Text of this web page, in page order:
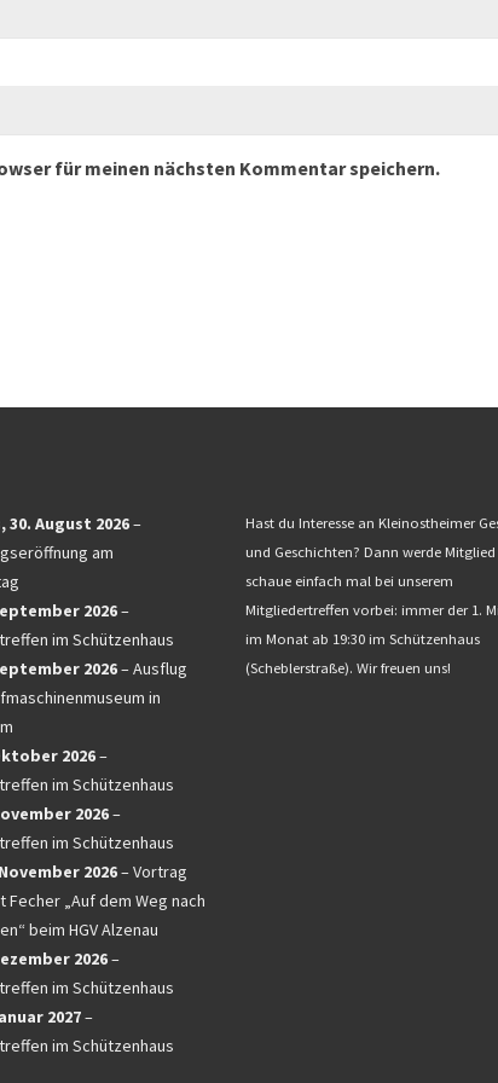
für meinen nächsten Kommentar speichern.
30. August 2026–
am
2026–
im Schützenhaus
2026–Ausflug
in
2026–
im Schützenhaus
2026–
im Schützenhaus
2026–Vortrag
Fecher „Auf dem Weg nach
beim HGV Alzenau
2026–
im Schützenhaus
2027–
im Schützenhaus
Hast du Interesse an Kleinostheimer
und Geschichten? Dann werde
schaue einfach mal bei unserem
Mitgliedertreffen vorbei: immer der 1.
im Monat ab 19:30 im Schützenhaus
(Scheblerstraße). Wir freuen uns!